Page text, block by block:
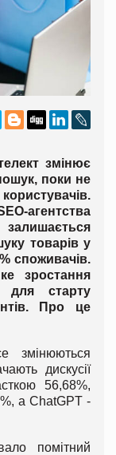
змінює
поки не
агентства
товарів у
споживачів.
зростання
для старту
Про це
змінюються
дискусії
56,68%,
а ChatGPT -
помітний